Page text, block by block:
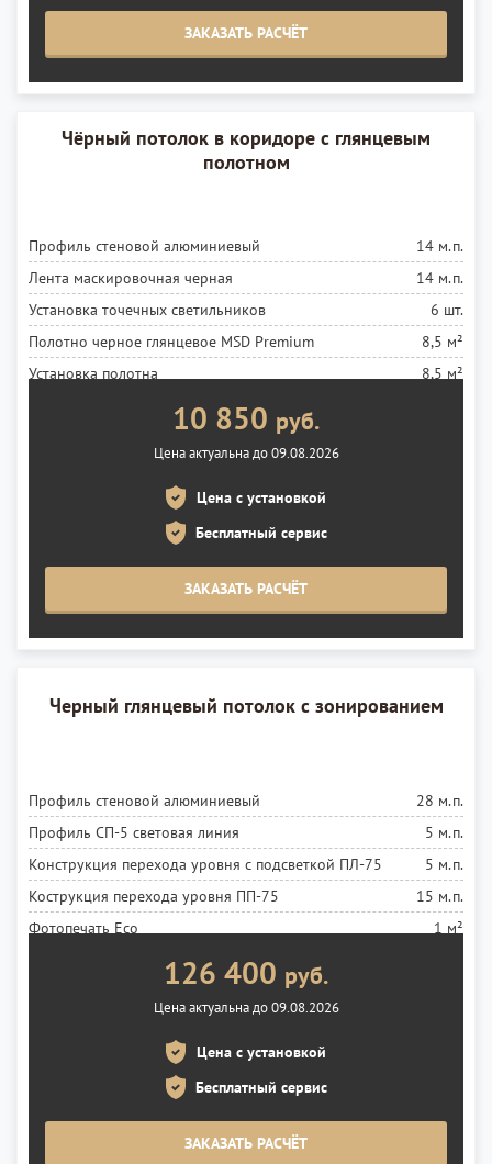
ЗАКАЗАТЬ РАСЧЁТ
Чёрный потолок в коридоре с глянцевым
полотном
Профиль стеновой алюминиевый
14 м.п.
Лента маскировочная черная
14 м.п.
Установка точечных светильников
6 шт.
Полотно черное глянцевое MSD Premium
8,5 м²
Установка полотна
8,5 м²
10 850 руб.
Цена актуальна до 09.08.2026
Цена с установкой
Бесплатный сервис
ЗАКАЗАТЬ РАСЧЁТ
Черный глянцевый потолок с зонированием
Профиль стеновой алюминиевый
28 м.п.
Профиль СП-5 световая линия
5 м.п.
Конструкция перехода уровня с подсветкой ПЛ-75
5 м.п.
Кострукция перехода уровня ПП-75
15 м.п.
Фотопечать Eco
1 м²
Лента светодиодная 9,6 ВТ
Фигурный вырез полотна APPLY
Полотно белое глянцевое MSD Premium
10 м²
Полотно белое матовое MSD Premium
126 400 руб.
Цена актуальна до 09.08.2026
Цена с установкой
Бесплатный сервис
ЗАКАЗАТЬ РАСЧЁТ